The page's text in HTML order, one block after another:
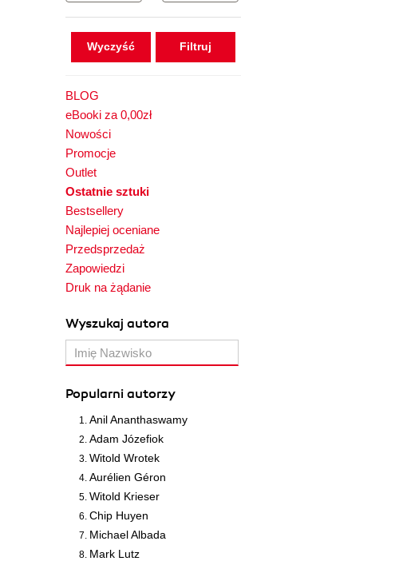
Wyczyść
BLOG
eBooki za 0,00zł
Nowości
Promocje
Outlet
Ostatnie sztuki
Bestsellery
Najlepiej oceniane
Przedsprzedaż
Zapowiedzi
Druk na żądanie
Wyszukaj autora
Popularni autorzy
Anil Ananthaswamy
Adam Józefiok
Witold Wrotek
Aurélien Géron
Witold Krieser
Chip Huyen
Michael Albada
Mark Lutz